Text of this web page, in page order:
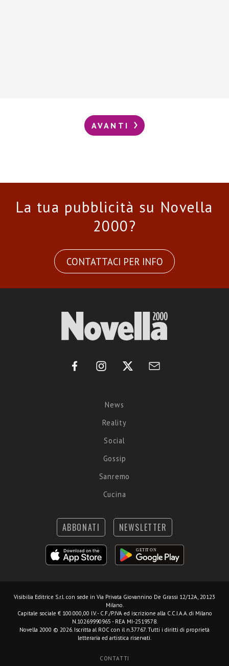
AVANTI
La tua pubblicità su Novella
2000?
CONTATTACI PER INFO
News
Reality
Social
Gossip
Sanremo
Cucina
ABBONATI NEWSLETTER
Visibilia Editrice S.r.l. con sede in Via Privata Giovannino De Grassi 12/12A, 20123
Milano.
Capitale sociale € 100.000,00 I.V. - C.F./P.IVA ed iscrizione alla C.C.I.A.A. di Milano
N.10269990965 - REA MI-2519578.
Novella 2000 © 2026. Iscritta al ROC con il n.37767. Tutti i diritti di proprietà
letteraria ed artistica riservati.
CONTATTI